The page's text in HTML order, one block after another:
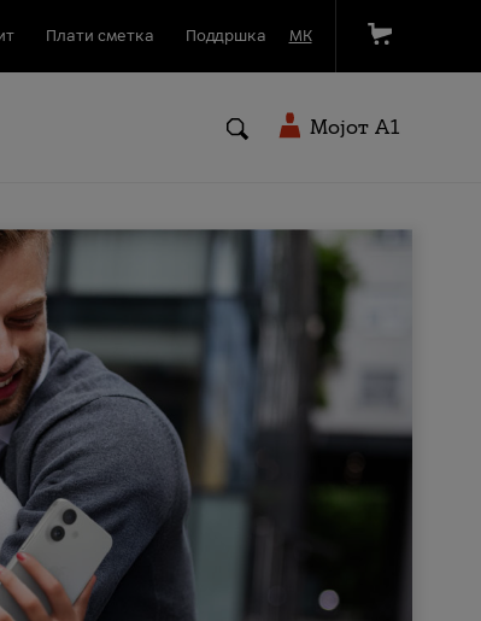
Плати сметка Поддршка МК
Мојот A1